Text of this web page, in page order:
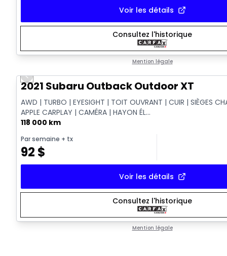
Voir les détails
Consultez l'historique
Mention légale
Vidéo disponible
Previous slide
2021 Subaru Outback Outdoor XT
AWD | TURBO | EYESIGHT | TOIT OUVRANT | CUIR | SIÈGES
APPLE CARPLAY | CAMÉRA | HAYON ÉL...
118 000 km
Par semaine + tx
92 $
Voir les détails
Consultez l'historique
Mention légale